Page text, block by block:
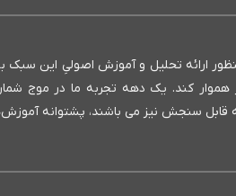
نئوویو به عنوان بنیان‌گذار روش نئوویو در ایران، از سال ۱۳۹۳ به منظور ارائه
هموار کند. یک دهه تجربه ما در موج
قابل سنجش نیز می باشند، پشتوانه